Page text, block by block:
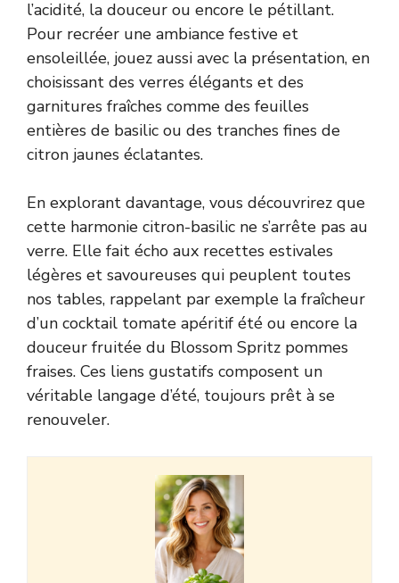
l’acidité, la douceur ou encore le pétillant.
Pour recréer une ambiance festive et
ensoleillée, jouez aussi avec la présentation, en
choisissant des verres élégants et des
garnitures fraîches comme des feuilles
entières de basilic ou des tranches fines de
citron jaunes éclatantes.
En explorant davantage, vous découvrirez que
cette harmonie citron-basilic ne s’arrête pas au
verre. Elle fait écho aux recettes estivales
légères et savoureuses qui peuplent toutes
nos tables, rappelant par exemple la fraîcheur
d’un cocktail tomate apéritif été ou encore la
douceur fruitée du Blossom Spritz pommes
fraises. Ces liens gustatifs composent un
véritable langage d’été, toujours prêt à se
renouveler.